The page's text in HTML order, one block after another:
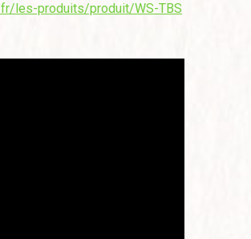
les-produits/produit/WS-TBS